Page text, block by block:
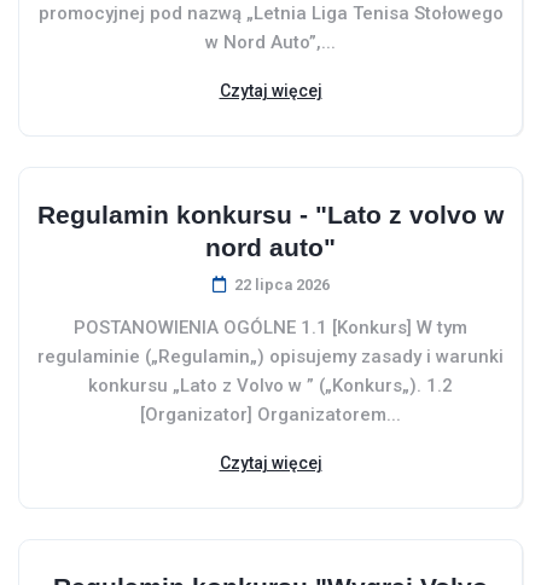
promocyjnej pod nazwą „Letnia Liga Tenisa Stołowego
w Nord Auto”,...
Czytaj więcej
Regulamin konkursu - "Lato z volvo w
nord auto"
22 lipca 2026
POSTANOWIENIA OGÓLNE 1.1 [Konkurs] W tym
regulaminie („Regulamin„) opisujemy zasady i warunki
konkursu „Lato z Volvo w ” („Konkurs„). 1.2
[Organizator] Organizatorem...
Czytaj więcej